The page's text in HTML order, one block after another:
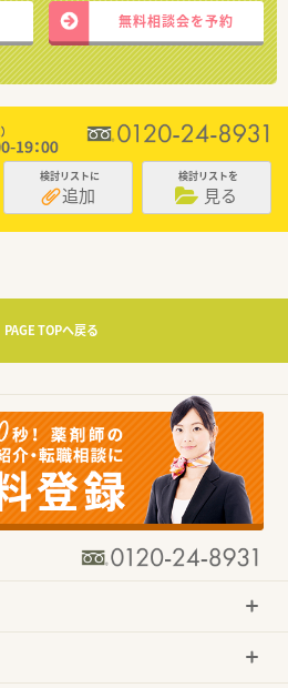
無料相談会を予約
検討リストに
追加
検討リストを
見る
PAGE TOPへ戻る